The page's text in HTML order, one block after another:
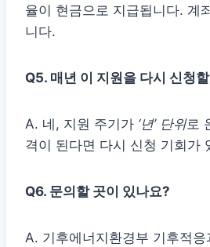
율이 현금으로 지급됩니다. 계
니다.
Q5. 매년 이 지원을 다시 신청
A. 네, 지원 주기가 ‘년’ 단위로
격이 된다면 다시 신청 기회가
Q6. 문의할 곳이 있나요?
A. 기후에너지환경부 기후적응